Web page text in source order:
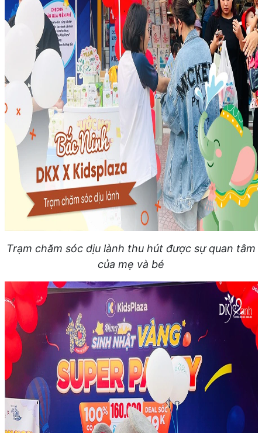
Trạm chăm sóc dịu lành thu hút được sự quan tâm
của mẹ và bé